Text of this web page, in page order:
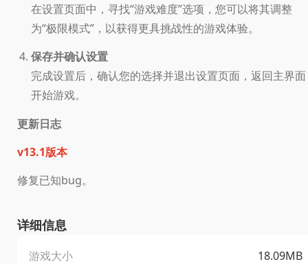
在设置页面中，寻找“游戏难度”选项，您可以将其调整
为“极限模式”，以获得更具挑战性的游戏体验。
保存并确认设置
完成设置后，确认您的选择并退出设置页面，返回主界面
开始游戏。
更新日志
v13.1版本
修复已知bug。
详细信息
游戏大小 18.09MB